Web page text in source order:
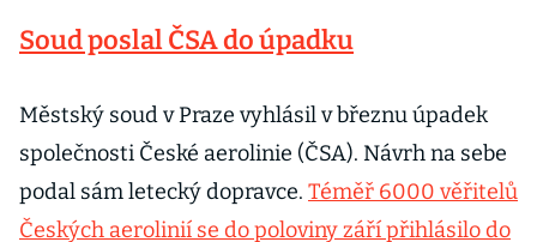
události po
Soud poslal ČSA do úpadku
Městský soud v Praze vyhlásil v březnu úpadek
společnosti České aerolinie (ČSA). Návrh na sebe
podal sám letecký dopravce. Téměř 6000 věřitelů
Českých aerolinií se do poloviny září přihlásilo do